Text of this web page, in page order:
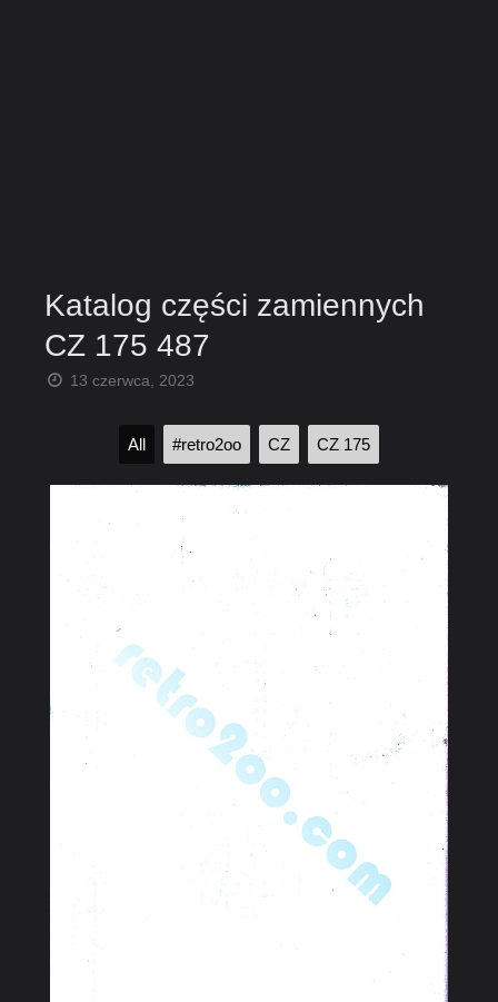
Katalog części zamiennych
CZ 175 487
13 czerwca, 2023
All #retro2oo CZ CZ 175